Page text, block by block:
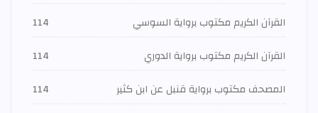
القرآن الكريم مكتوب برواية السوسي
114
القرآن الكريم مكتوب برواية الدوري
114
المصحف مكتوب برواية قنبل عن ابن كثير
114